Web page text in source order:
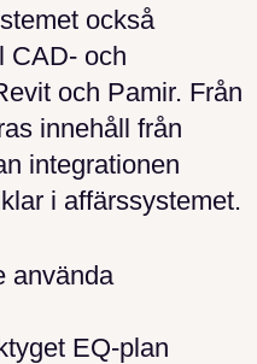
också
CAD- och
och Pamir. Från
innehåll från
integrationen
i affärssystemet.
använda
EQ-plan